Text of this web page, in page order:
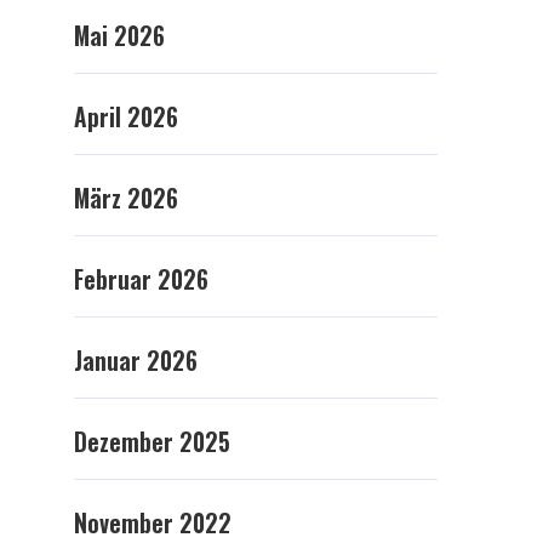
Mai 2026
April 2026
März 2026
Februar 2026
Januar 2026
Dezember 2025
November 2022